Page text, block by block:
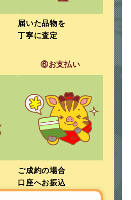
届いた品物を
丁寧に査定
⑥お支払い
ご成約の場合
口座へお振込